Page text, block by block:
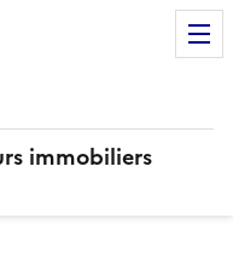
immobiliers